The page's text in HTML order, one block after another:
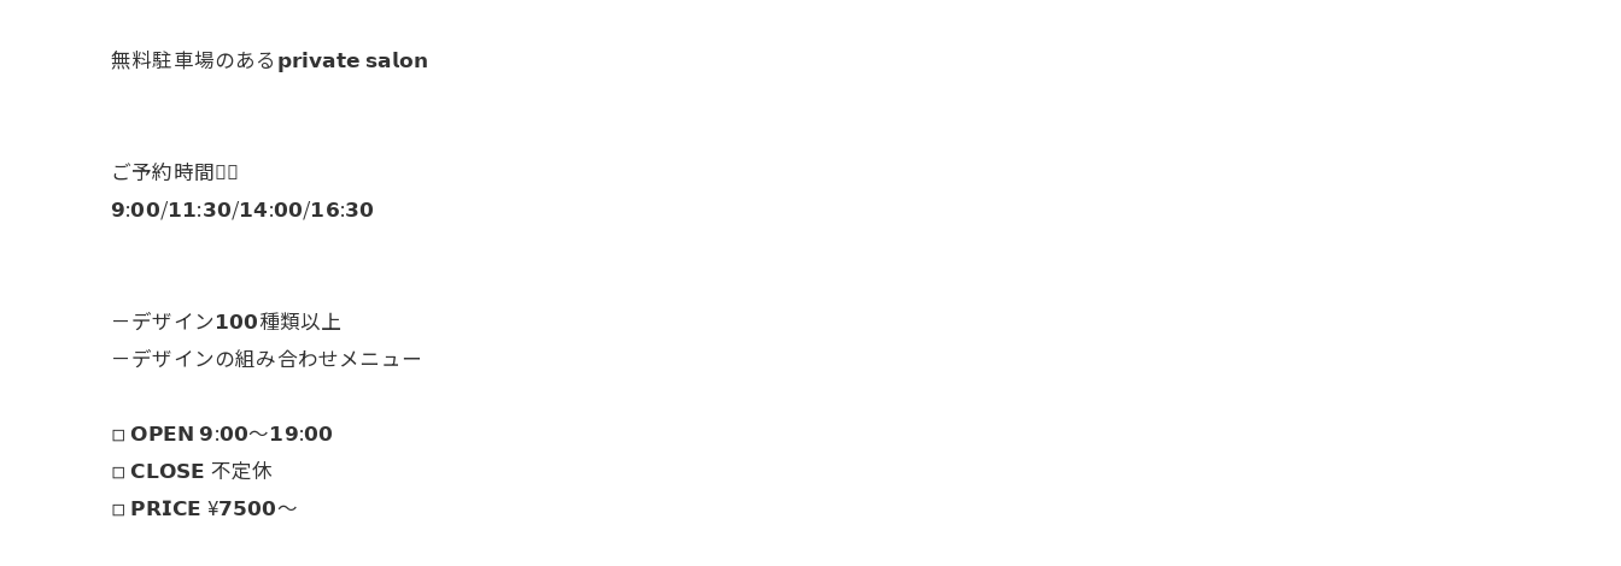
無料駐車場のある𝗽𝗿𝗶𝘃𝗮𝘁𝗲 𝘀𝗮𝗹𝗼𝗻
ご予約時間👇🏻
𝟵:𝟬𝟬/𝟭𝟭:𝟯𝟬/𝟭𝟰:𝟬𝟬/𝟭𝟲:𝟯𝟬
－デザイン𝟭𝟬𝟬種類以上
－デザインの組み合わせメニュー
◽︎ 𝗢𝗣𝗘𝗡 𝟵:𝟬𝟬～𝟭𝟵:𝟬𝟬
◽︎ 𝗖𝗟𝗢𝗦𝗘 不定休
◽︎ 𝗣𝗥𝗜𝗖𝗘 ¥𝟳𝟱𝟬𝟬～